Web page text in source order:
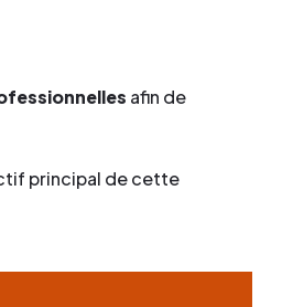
afin de
principal de cette